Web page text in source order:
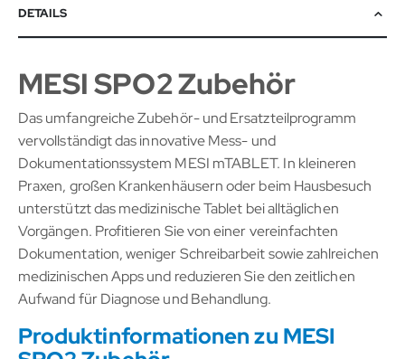
DETAILS
MESI SPO2 Zubehör
Das umfangreiche Zubehör- und Ersatzteilprogramm
vervollständigt das innovative Mess- und
Dokumentationssystem MESI mTABLET. In kleineren
Praxen, großen Krankenhäusern oder beim Hausbesuch
unterstützt das medizinische Tablet bei alltäglichen
Vorgängen. Profitieren Sie von einer vereinfachten
Dokumentation, weniger Schreibarbeit sowie zahlreichen
medizinischen Apps und reduzieren Sie den zeitlichen
Aufwand für Diagnose und Behandlung.
Produktinformationen zu MESI